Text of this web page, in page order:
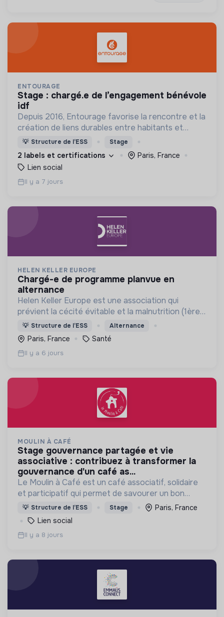
ENTOURAGE
stage : chargé.e de l’engagement bénévole
idf
Depuis 2016, Entourage favorise la rencontre et la
création de liens durables entre habitants et
personnes en précarité.
💡 Structure de l’ESS Stage
2 labels et certifications
Paris, France
Lien social
Il y a 7 jours
HELEN KELLER EUROPE
chargé-e de programme planvue en
alternance
Helen Keller Europe est une association qui
prévient la cécité évitable et la malnutrition (1ère
cause de cécité chez les enfants de moins de 5
ans) en Afrique, en Asie et en France.
💡 Structure de l’ESS Alternance
Paris, France Santé
Il y a 6 jours
MOULIN À CAFÉ
stage gouvernance partagée et vie
associative : contribuez à transformer la
gouvernance d'un café as...
Le Moulin à Café est un café associatif, solidaire
et participatif qui permet de savourer un bon
repas, boire un verre, discuter, jouer aux échecs,
profiter des spectacles, devenir bénévole…
💡 Structure de l’ESS Stage
Paris, France
Lien social
Il y a 8 jours